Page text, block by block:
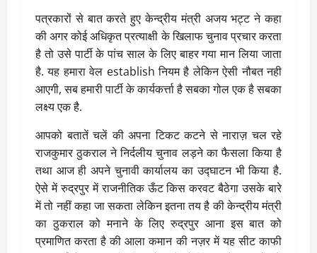
पत्रकारों से बात करते हुए केन्द्रीय मंत्री अजय भट्ट ने कहा
की अगर कोई अधिकृत प्रत्याक्षी के खिलाफ चुनाव प्रचार करता
है तो उसे पार्टी के पांच साल के लिए बाहर गया मान लिया जाता
है. यह हमारा वेल establish नियम है लेकिन ऐसी नौबत नही
आएगी, सब हमारी पार्टी के कार्यकर्त्ता है सबका गोल एक है सबका
लक्ष्य एक है.
आपको बतातें चलें की अपना टिकट कटने से नाराज़ चल रहे
राजकुमार ठुकराल ने निर्दलीय चुनाव लड़ने का फैसला किया है
तथा आज ही अपने चुनावी कार्यालय का उद्घाटन भी किया है.
ऐसे में रुद्रपुर में राजनीतिक ऊँट किस करवट बैठेगा उसके बारे
में तो नहीं कहा जा सकता लेकिन इतना तय है की केन्द्रीय मंत्री
का ठुकराल को मनाने के लिए रुद्रपुर आना इस बात को
प्रमाणित करता है की आला कमान की नज़र में यह सीट काफी